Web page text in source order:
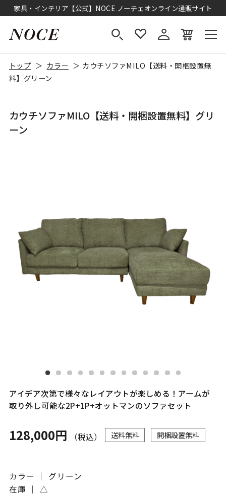
家具・インテリア【公式】NOCE ノーチェオンライン通販サイト
トップ カラー
カウチソファMILO【送料・開梱設置無
料】グリーン
カウチソファMILO【送料・開梱設置無料】グリ
ーン
アイデア次第で様々なレイアウトが楽しめる！アームが
取り外し可能な2P+1P+オットマンのソファセット
128,000円 （税込） 送料無料 開梱設置無料
カラー ｜ グリーン
在庫 ｜ △